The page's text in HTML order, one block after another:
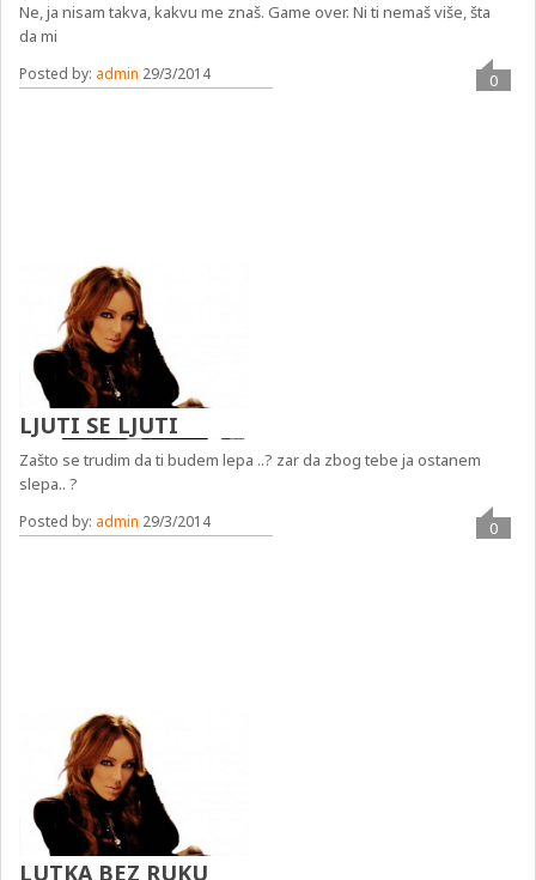
Ne, ja nisam takva, kakvu me znaš. Game over. Ni ti nemaš više, šta
da mi
Posted by: admin 29/3/2014 0
LJUTI SE LJUTI
Zašto se trudim da ti budem lepa ..? zar da zbog tebe ja ostanem
slepa.. ?
Posted by: admin 29/3/2014 0
LUTKA BEZ RUKU